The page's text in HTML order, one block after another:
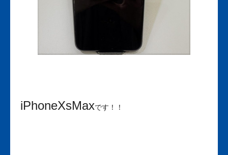
iPhoneXsMaxです！！